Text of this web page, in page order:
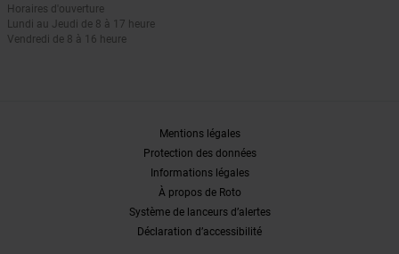
Horaires d'ouverture
Lundi au Jeudi de 8 à 17 heure
Vendredi de 8 à 16 heure
Mentions légales
Protection des données
Informations légales
À propos de Roto
Système de lanceurs d’alertes
Déclaration d’accessibilité